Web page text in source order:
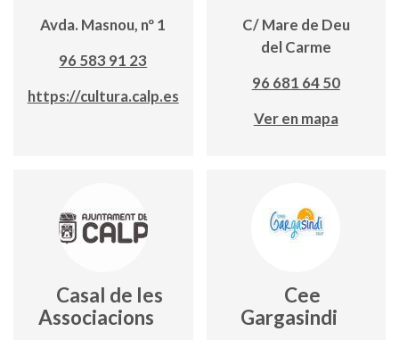
Avda. Masnou, nº 1
96 583 91 23
https://cultura.calp.es
C/ Mare de Deu
del Carme
96 681 64 50
Ver en mapa
Casal de les
Associacions
Cee
Gargasindi